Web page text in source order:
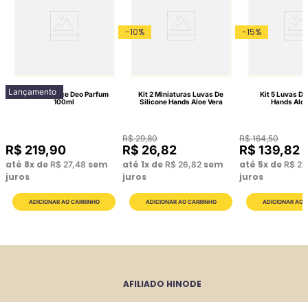
Lançamento
Lattitude Race Deo Parfum
100ml
R$ 219,90
até 8x de R$ 27,48 sem
juros
-10%
Kit 2 Miniaturas Luvas De
Silicone Hands Aloe Vera
R$ 29,80
R$ 26,82
até 1x de R$ 26,82 sem
juros
-15%
Kit 5 Luvas
Hands
R$ 164,50
R$ 139,82
até 5x de R$ 27
juros
AFILIADO HINODE